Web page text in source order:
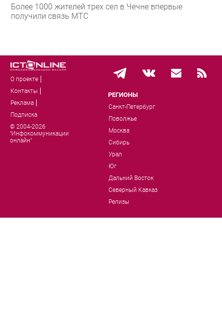
Более 1000 жителей трех сел в Чечне впервые
получили связь МТС
О проекте
Контакты
Реклама
Подписка
© 2004-2026
"Инфокоммуникации
онлайн"
РЕГИОНЫ
Санкт-Петербург
Поволжье
Москва
Сибирь
Урал
Юг
Дальний Восток
Северный Кавказ
Релизы